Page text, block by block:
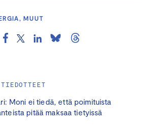
Moni ei tiedä, että poimituista
pitää maksaa tietyissä
MUUT